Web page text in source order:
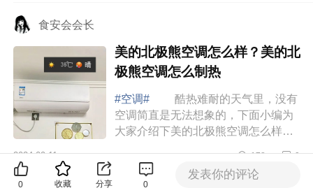
食安会会长
美的北极熊空调怎么样？美的北
极熊空调怎么制热
#空调#
酷热难耐的天气里，没有
空调简直是无法想象的，下面小编为
大家介绍下美的北极熊空调怎么样？
极熊空调怎么样 美的这款北极熊
卧室挂...
2024-09-11 178 0
0 收藏 分享 0
发表你的评论